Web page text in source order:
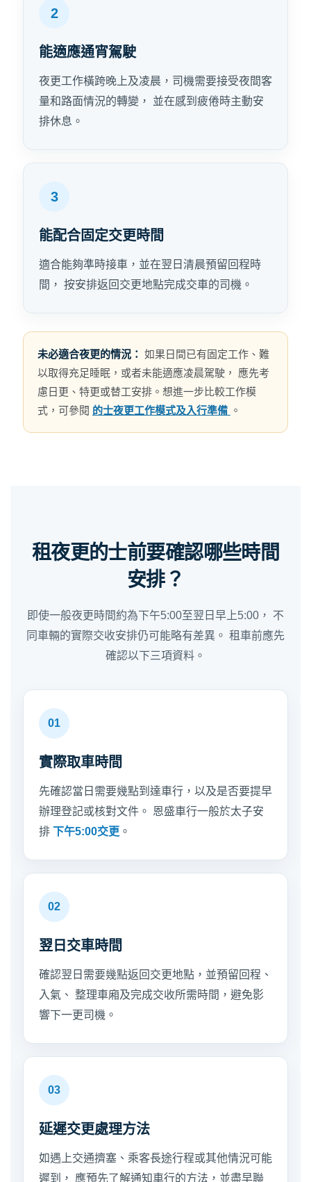
2
能適應通宵駕駛
夜更工作橫跨晚上及凌晨，司機需要接受夜間客
量和路面情況的轉變， 並在感到疲倦時主動安
排休息。
3
能配合固定交更時間
適合能夠準時接車，並在翌日清晨預留回程時
間， 按安排返回交更地點完成交車的司機。
未必適合夜更的情況： 如果日間已有固定工作、難
以取得充足睡眠，或者未能適應凌晨駕駛， 應先考
慮日更、特更或替工安排。想進一步比較工作模
式，可參閱 的士夜更工作模式及入行準備 。
租夜更的士前要確認哪些時間
安排？
即使一般夜更時間約為下午5:00至翌日早上5:00， 不
同車輛的實際交收安排仍可能略有差異。 租車前應先
確認以下三項資料。
01
實際取車時間
先確認當日需要幾點到達車行，以及是否要提早
辦理登記或核對文件。 恩盛車行一般於太子安
排 下午5:00交更 。
02
翌日交車時間
確認翌日需要幾點返回交更地點，並預留回程、
入氣、 整理車廂及完成交收所需時間，避免影
響下一更司機。
03
延遲交更處理方法
如遇上交通擠塞、乘客長途行程或其他情況可能
遲到， 應預先了解通知車行的方法，並盡早聯